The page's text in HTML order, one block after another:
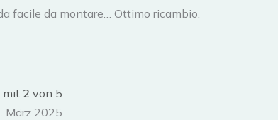
facile da montare… Ottimo ricambio.
mit 2 von 5
März 2025